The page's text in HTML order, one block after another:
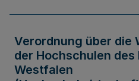
Verordnung über
der Hochschulen
Westfalen